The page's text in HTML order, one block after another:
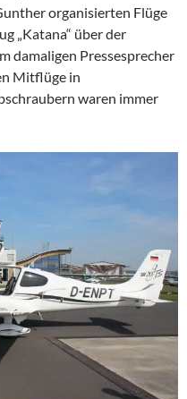
organisierten Flüge
„Katana“ über der
damaligen Pressesprecher
Mitflüge in
waren immer